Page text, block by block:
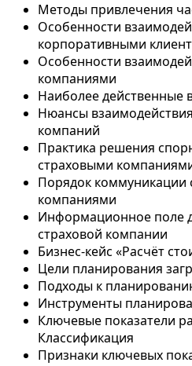
Методы привлечения
Особенности
корпоративными
Особенности
компаниями
Наиболее действенные
Нюансы
компаний
Практика решения
страховыми
Порядок коммуникации
компаниями
Информационное поле
страховой компании
Бизнес-кейс «Расчёт
Цели планирования
Подходы к
Инструменты
Ключевые показатели
Классификация
Признаки ключевых